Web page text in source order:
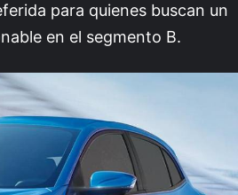
para quienes buscan un
en el segmento B.